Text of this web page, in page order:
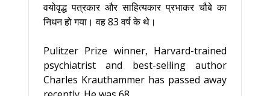
वयोवृद्ध पत्रकार और साहित्यकार प्रभाकर चौबे का
निधन हो गया। वह 83 वर्ष के थे।
Pulitzer Prize winner, Harvard-trained
psychiatrist and best-selling author
Charles Krauthammer has passed away